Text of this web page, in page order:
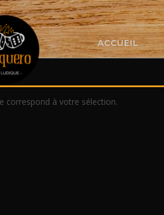
ACCUEIL
correspond à votre sélection.